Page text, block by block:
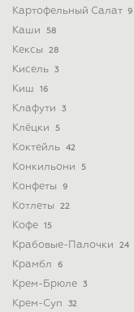
Картофельный Салат 9
Каши 58
Кексы 28
Кисель 3
Киш 16
Клафути 3
Клёцки 5
Коктейль 42
Конкильони 5
Конфеты 9
Котлеты 22
Кофе 15
Крабовые-Палочки 24
Крамбл 6
Крем-Брюле 3
Крем-Суп 32